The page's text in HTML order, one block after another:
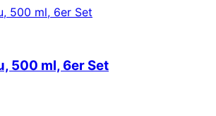
500 ml, 6er Set